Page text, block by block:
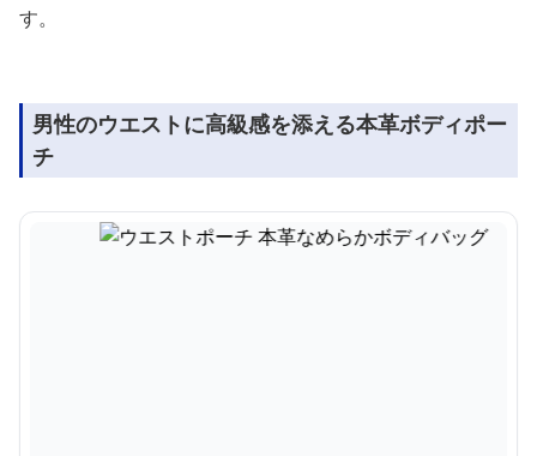
す。
男性のウエストに高級感を添える本革ボディポー
チ